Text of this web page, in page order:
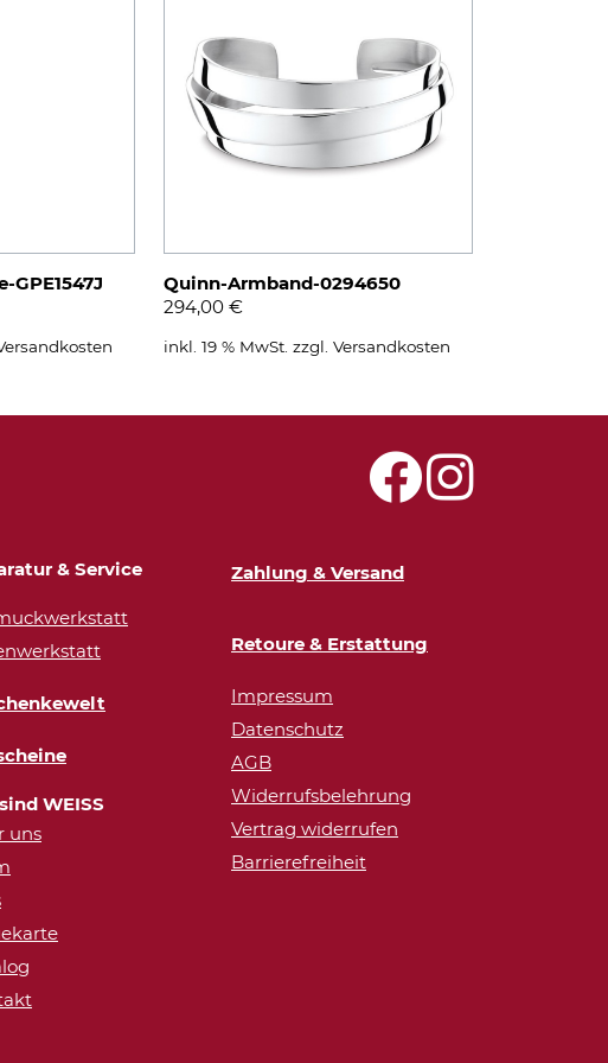
Quinn-Armband-0294650
294,00 €
inkl. 19 % MwSt. zzgl. Versandkosten
& Service
WEISS
uns
Zahlung & Versand
Retoure & Erstattung
Impressum
Datenschutz
AGB
Widerrufsbelehrung
Vertrag widerrufen
Barrierefreiheit